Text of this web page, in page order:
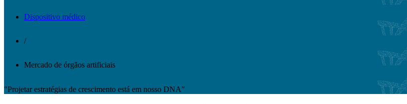
Dispositivo médico
/
Mercado de órgãos artificiais
"Projetar estratégias de crescimento está em nosso DNA"